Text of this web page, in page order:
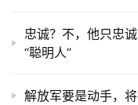
忠诚？不，他只忠
“聪明人”
解放军要是动手，将